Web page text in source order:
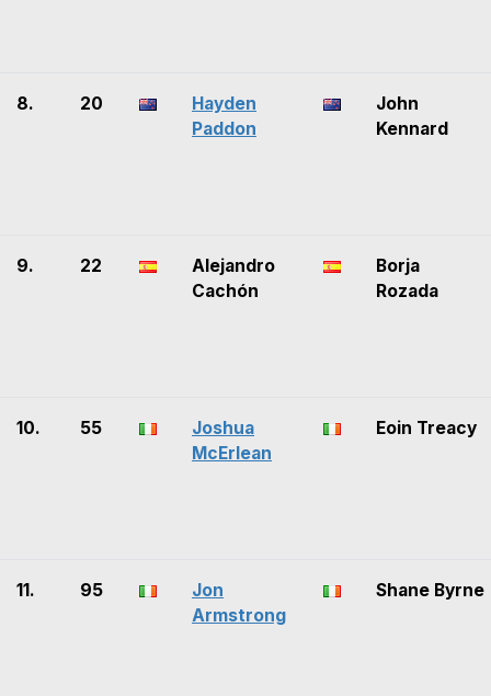
8. 20
Hayden
Paddon
John
Kennard
9. 22
Alejandro
Cachón
Borja
Rozada
10. 55
Joshua
McErlean
Eoin Treacy
11. 95
Jon
Armstrong
Shane Byrne